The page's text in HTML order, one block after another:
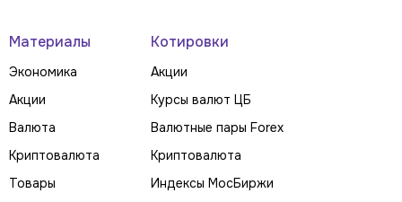
Материалы
Экономика
Акции
Валюта
Криптовалюта
Товары
Котировки
Акции
Курсы валют ЦБ
Валютные пары Forex
Криптовалюта
Индексы МосБиржи